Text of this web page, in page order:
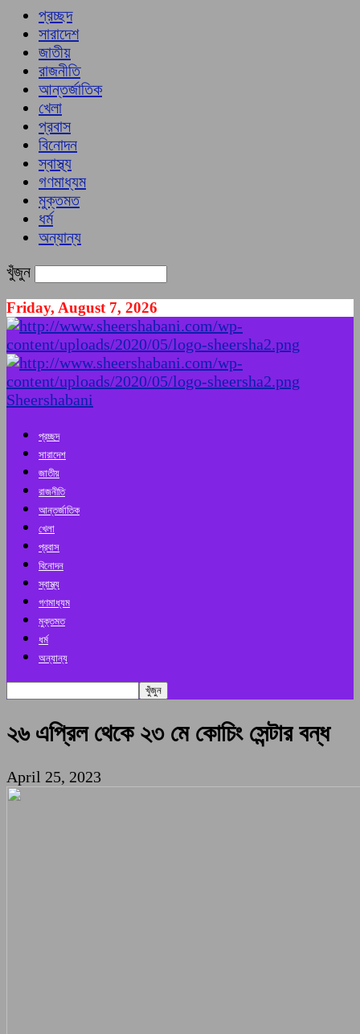
প্রচ্ছদ
সারাদেশ
জাতীয়
রাজনীতি
আন্তর্জাতিক
খেলা
প্রবাস
বিনোদন
স্বাস্থ্য
গণমাধ্যম
মুক্তমত
ধর্ম
অন্যান্য
খুঁজুন
Friday, August 7, 2026
Sheershabani
প্রচ্ছদ
সারাদেশ
জাতীয়
রাজনীতি
আন্তর্জাতিক
খেলা
প্রবাস
বিনোদন
স্বাস্থ্য
গণমাধ্যম
মুক্তমত
ধর্ম
অন্যান্য
২৬ এপ্রিল থেকে ২৩ মে কোচিং সেন্টার বন্ধ
April 25, 2023